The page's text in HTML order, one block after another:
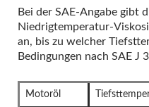
Bei der SAE-Angabe gibt
Niedrigtemperatur-
an, bis zu welcher
Bedingungen nach SAE J
Motoröl